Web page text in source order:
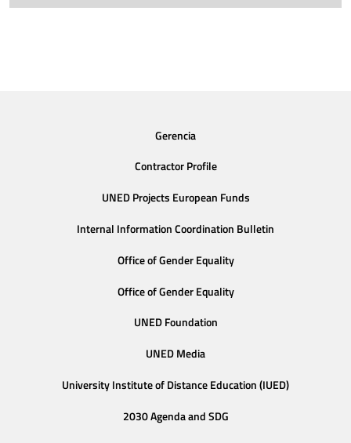
Gerencia
Contractor Profile
UNED Projects European Funds
Internal Information Coordination Bulletin
Office of Gender Equality
Office of Gender Equality
UNED Foundation
UNED Media
University Institute of Distance Education (IUED)
2030 Agenda and SDG